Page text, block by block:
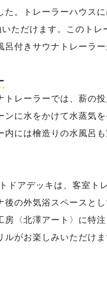
。トレーラーハウス
ただけます。このトレ
付きサウナトレーラー
トレーラーでは、薪の
ンに水をかけて水蒸気
には檜造りの水風呂も
ドアデッキは、客室ト
の外気浴スペースと
〈北澤アート〉に特
がお楽しみいただけま